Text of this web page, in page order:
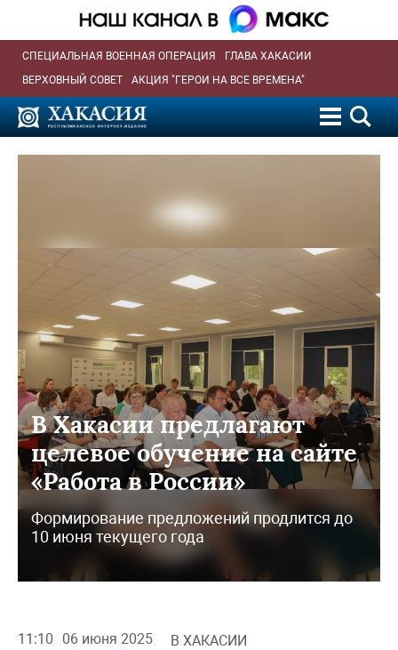
СПЕЦИАЛЬНАЯ ВОЕННАЯ ОПЕРАЦИЯ
ГЛАВА ХАКАСИИ
ВЕРХОВНЫЙ СОВЕТ
АКЦИЯ "ГЕРОИ НА ВСЕ ВРЕМЕНА"
В Хакасии предлагают
целевое обучение на сайте
«Работа в России»
Формирование предложений продлится до
10 июня текущего года
11:10 06 июня 2025 В ХАКАСИИ